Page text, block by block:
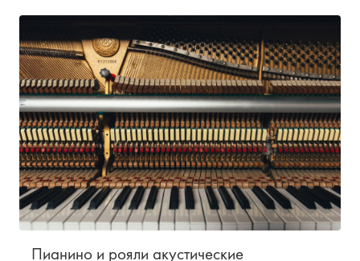
Пианино и рояли акустические